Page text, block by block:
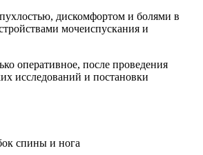
дискомфортом и болями в
мочеиспускания и
оперативное, после проведения
исследований и постановки